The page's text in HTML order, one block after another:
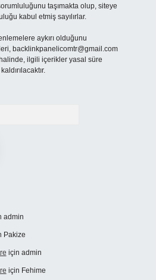
taşımakta olup, siteye
kabul etmiş sayılırlar.
aykırı olduğunu
backlinkpanelicomtr@gmail.com
ilgili içerikler yasal süre
admin
Pakize
için admin
için Fehime